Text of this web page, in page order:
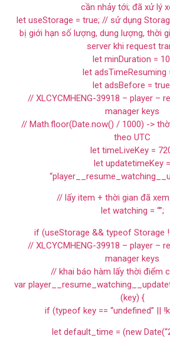
cần nhảy tới; đã xử lý
let useStorage = true; // sử dụng
bị giới hạn số lượng, dung lượng, thời
server khi request
let minDuration =
let adsTimeResuming
let adsBefore =
// XLCYCMHENG-39918 – player –
manager keys
// Math.floor(Date.now() / 1000) ->
theo UTC
let timeLiveKey =
let updatetimeKey =
// lấy item + thời gian đã
let watching = “”;
if (useStorage && typeof Storage
// XLCYCMHENG-39918 – player –
manager keys
// khai báo hàm lấy thời điểm
var
(key) {
if (typeof key == “undefined” ||
let default_time = (new